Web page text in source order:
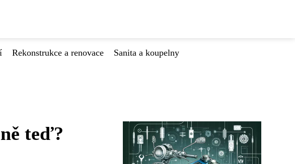
Rekonstrukce a renovace
Sanita a koupelny
teď?